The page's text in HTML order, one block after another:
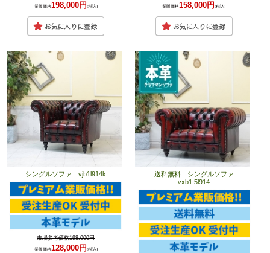
業販価格198,000円 (税込) 業販価格158,000円(税込)
シングルソファ vjb1l914k
市場参考価格198,000円
業販価格128,000円(税込)
送料無料 シングルソファ
vxb1.5l914